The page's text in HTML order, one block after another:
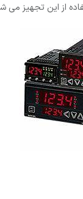
از این تجهیز می­